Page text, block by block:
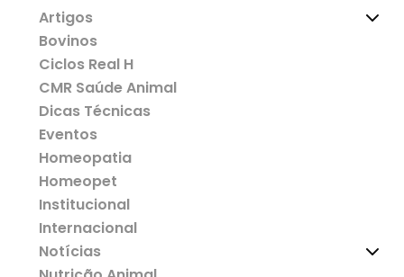
Artigos
Bovinos
Ciclos Real H
CMR Saúde Animal
Dicas Técnicas
Eventos
Homeopatia
Homeopet
Institucional
Internacional
Notícias